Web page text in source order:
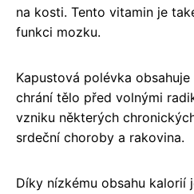
na kosti. Tento vitamin je
funkci mozku.
Kapustová polévka
chrání tělo před volnými
vzniku některých
srdeční choroby a rakovina.
Díky nízkému obsahu kalorií